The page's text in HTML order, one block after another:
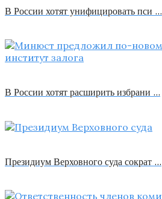
В России хотят унифицировать пси …
В России хотят расширить избрани …
Президиум Верховного суда сократ …